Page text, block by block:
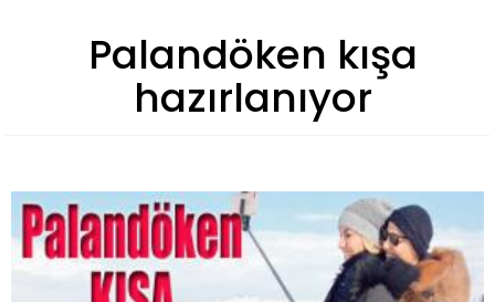
Palandöken kışa
hazırlanıyor